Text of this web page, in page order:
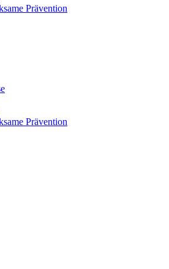
Prävention
Prävention